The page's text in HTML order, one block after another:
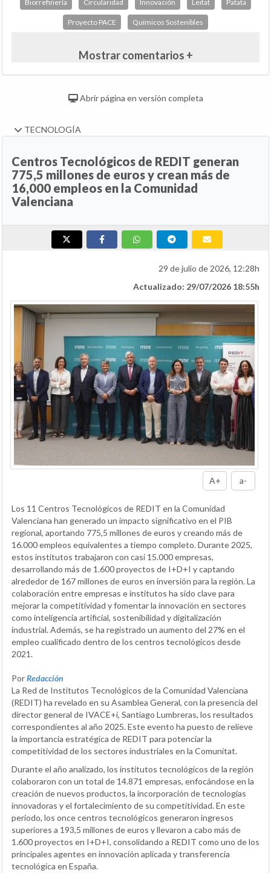
Biorrefinería Circularidad Innovación Leitat Patata
Proyecto PACE Químicos Sostenibles
Mostrar comentarios +
Abrir página en versión completa
TECNOLOGÍA
Centros Tecnológicos de REDIT generan
775,5 millones de euros y crean más de
16,000 empleos en la Comunidad
Valenciana
29 de julio de 2026, 12:28h
Actualizado: 29/07/2026 18:55h
A+ a-
Los 11 Centros Tecnológicos de REDIT en la Comunidad
Valenciana han generado un impacto significativo en el PIB
regional, aportando 775,5 millones de euros y creando más de
16.000 empleos equivalentes a tiempo completo. Durante 2025,
estos institutos trabajaron con casi 15.000 empresas,
desarrollando más de 1.600 proyectos de I+D+I y captando
alrededor de 167 millones de euros en inversión para la región. La
colaboración entre empresas e institutos ha sido clave para
mejorar la competitividad y fomentar la innovación en sectores
como inteligencia artificial, sostenibilidad y digitalización
industrial. Además, se ha registrado un aumento del 27% en el
empleo cualificado dentro de los centros tecnológicos desde
2021.
PorRedacción
La Red de Institutos Tecnológicos de la Comunidad Valenciana
(REDIT) ha revelado en su Asamblea General, con la presencia del
director general de IVACE+i, Santiago Lumbreras, los resultados
correspondientes al año 2025. Este evento ha puesto de relieve
la importancia estratégica de REDIT para potenciar la
competitividad de los sectores industriales en la Comunitat.
Durante el año analizado, los institutos tecnológicos de la región
colaboraron con un total de 14.871 empresas, enfocándose en la
creación de nuevos productos, la incorporación de tecnologías
innovadoras y el fortalecimiento de su competitividad. En este
periodo, los once centros tecnológicos generaron ingresos
superiores a 193,5 millones de euros y llevaron a cabo más de
1.600 proyectos en I+D+I, consolidando a REDIT como uno de los
principales agentes en innovación aplicada y transferencia
tecnológica en España.